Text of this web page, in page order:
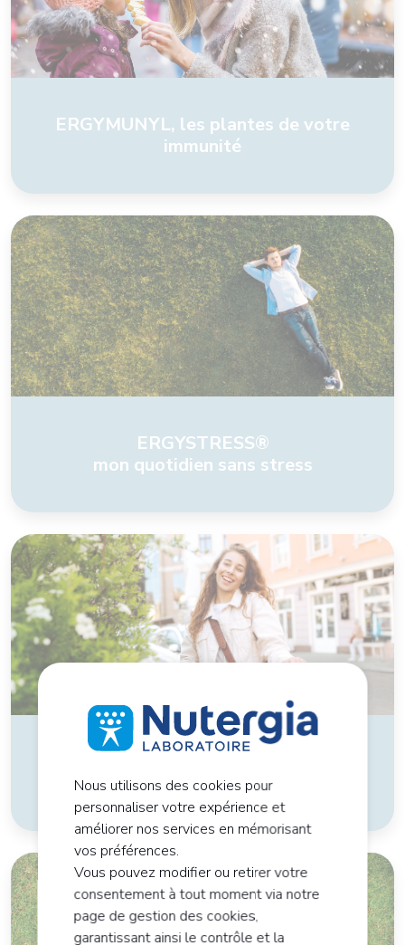
ERGYMUNYL, les plantes de votre
immunité
ERGYSTRESS®
mon quotidien sans stress
anti-fatigue
Nous utilisons des cookies pour
personnaliser votre expérience et
améliorer nos services en mémorisant
vos préférences.
Vous pouvez modifier ou retirer votre
consentement à tout moment via notre
page de gestion des cookies,
garantissant ainsi le contrôle et la